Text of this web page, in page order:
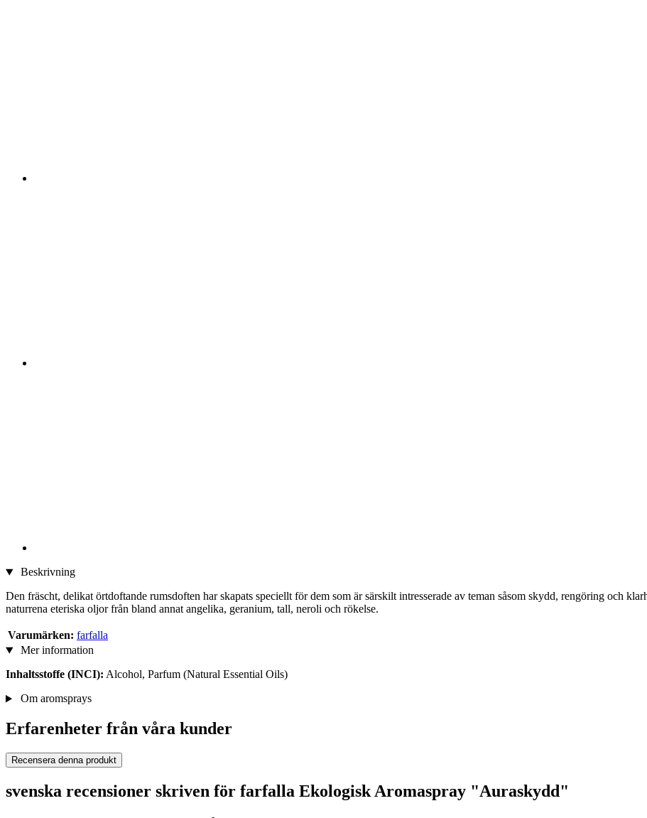
Beskrivning
Den fräscht, delikat örtdoftande rumsdoften har skapats speciellt för dem som är särskilt intresserade av teman såsom skydd, rengöring och
naturrena eteriska oljor från bland annat angelika, geranium, tall, neroli och rökelse.
Varumärken: farfalla
Mer information
Inhaltsstoffe (INCI): Alcohol, Parfum (Natural Essential Oils)
Om aromsprays
Erfarenheter från våra kunder
Recensera denna produkt
svenska recensioner skriven för farfalla Ekologisk Aromaspray "Auraskydd"